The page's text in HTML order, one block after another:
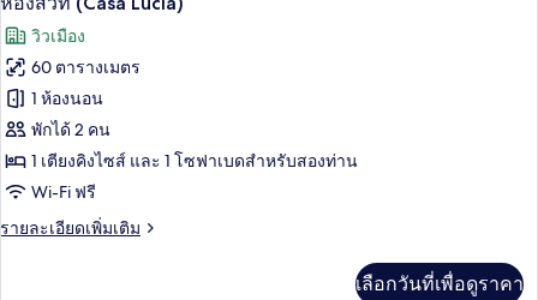
เนียร์
ดับเบิล,
ระเบียง
ภาพถ่าย
ทั้งหมด
ของ
ห้อง
สวีท
(Casa
Lucia)
วิวเมือง
60 ตารางเมตร
1 ห้องนอน
พักได้ 2 คน
1 เตียงคิงไซส์ และ 1 โซฟาเบดสำหรับสองท่าน
Wi-Fi ฟรี
รายละเอียดเพิ่มเติม
ราย
เลือกวันที่เพื่อดูราคา